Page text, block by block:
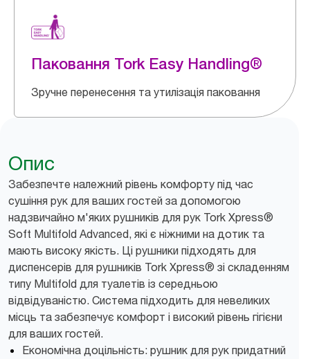
Паковання Tork Easy Handling®
Зручне перенесення та утилізація паковання
Опис
Забезпечте належний рівень комфорту під час
сушіння рук для ваших гостей за допомогою
надзвичайно м'яких рушників для рук Tork Xpress®
Soft Multifold Advanced, які є ніжними на дотик та
мають високу якість. Ці рушники підходять для
диспенсерів для рушників Tork Xpress® зі складенням
типу Multifold для туалетів із середньою
відвідуваністю. Система підходить для невеликих
місць та забезпечує комфорт і високий рівень гігієни
для ваших гостей.
Економічна доцільність: рушник для рук придатний